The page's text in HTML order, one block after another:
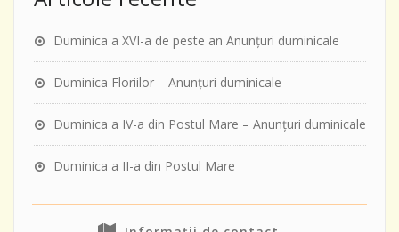
Duminica a XVI-a de peste an Anunţuri duminicale
Duminica Floriilor – Anunţuri duminicale
Duminica a IV-a din Postul Mare – Anunţuri duminicale
Duminica a II-a din Postul Mare